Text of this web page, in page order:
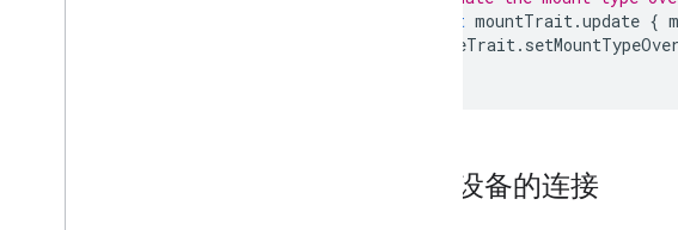
await mountTrait.update {
mutableTrait.
检查设备的连接